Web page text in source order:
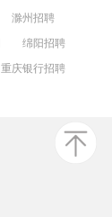
滁州招聘
绵阳招聘
重庆银行招聘